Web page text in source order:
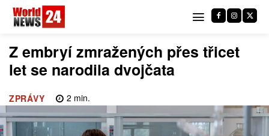
Z embryí zmražených přes třicet
let se narodila dvojčata
ZPRÁVY 2 min.